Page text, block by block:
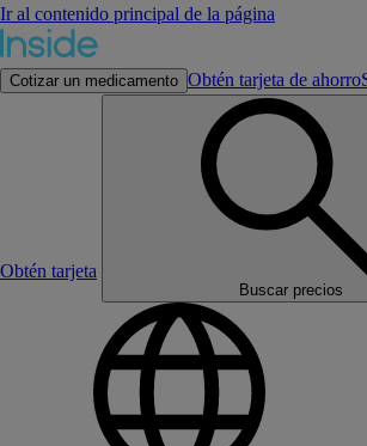
Ir al contenido principal de la página
Cotizar un medicamento Obtén tarjeta de ahorro
Obtén tarjeta
Buscar precios